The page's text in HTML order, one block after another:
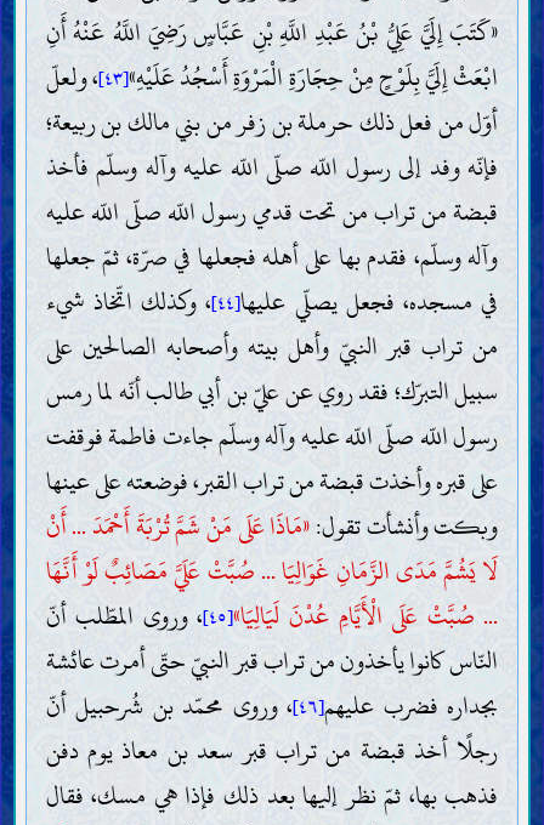
«كَتَبَ إِلَيَّ عَلِيُّ بْنُ عَبْدِ اللَّهِ بْنِ عَبَّاسٍ رَضِيَ اللَّهُ عَنْهُ أَنِ
ابْعَثْ إِلَيَّ بِلَوْحٍ مِنْ حِجَارَةِ الْمَرْوَةِ أَسْجُدُ عَلَيْهِ»[٤٣]
، ولعلّ
أوّل من فعل ذلك حرملة بن زفر من بني مالك بن ربيعة؛
فإنّه وفد إلى رسول اللّه صلّى اللّه عليه وآله وسلّم فأخذ
قبضة من تراب من تحت قدمي رسول اللّه صلّى اللّه عليه
وآله وسلّم، فقدم بها على أهله فجعلها في صرّة، ثمّ جعلها
في مسجده، فجعل يصلّي عليها[٤٤] ، وكذلك اتّخاذ شيء
من تراب قبر النبيّ وأهل بيته وأصحابه الصالحين على
سبيل التبرّك؛ فقد روي عن عليّ بن أبي طالب أنّه لما رمس
رسول اللّه صلّى اللّه عليه وآله وسلّم جاءت فاطمة فوقفت
على قبره وأخذت قبضة من تراب القبر، فوضعته على عينها
وبكت وأنشأت تقول:«مَاذَا عَلَى مَنْ شَمَّ تُرْبَةَ أَحْمَدَ ... أَنْ
لَا يَشُمَّ مَدَى الزَّمَانِ غَوَالِيَا ... صُبَّتْ عَلَيَّ مَصَائِبٌ لَوْ أَنَّهَا
... صُبَّتْ عَلَى الْأَيَّامِ عُدْنَ لَيَالِيَا»[٤٥]
، وروى المطّلب أنّ
النّاس كانوا يأخذون من تراب قبر النبيّ حتّى أمرت عائشة
بجداره فضرب عليهم[٤٦]
، وروى محمّد بن شُرحبيل أنّ
رجلًا أخذ قبضة من تراب قبر سعد بن معاذ يوم دفن
فذهب بها، ثمّ نظر إليها بعد ذلك فإذا هي مسك، فقال